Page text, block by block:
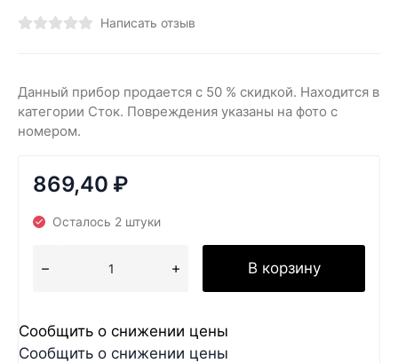
Написать отзыв
Данный прибор продается с 50 % скидкой. Находится в
категории Сток. Повреждения указаны на фото с
номером.
869,40 ₽
Осталось 2 штуки
В корзину
Сообщить о снижении цены
Сообщить о снижении цены